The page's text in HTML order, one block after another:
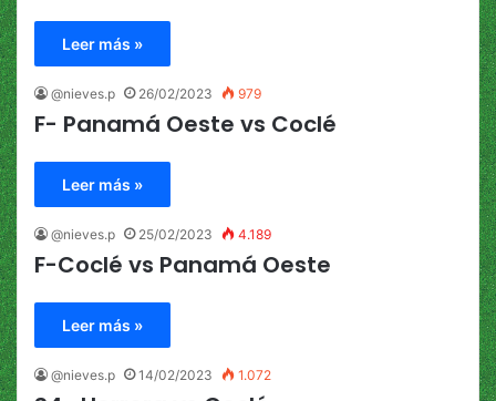
Leer más »
@nieves.p 26/02/2023 979
F- Panamá Oeste vs Coclé
Leer más »
@nieves.p 25/02/2023 4.189
F-Coclé vs Panamá Oeste
Leer más »
@nieves.p 14/02/2023 1.072